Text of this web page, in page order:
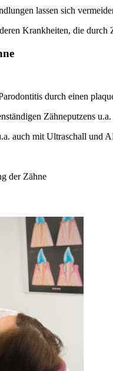
lassen sich
Krankheiten, die durch
durch einen
Zähneputzens
auch mit Ultraschall und
der Zähne